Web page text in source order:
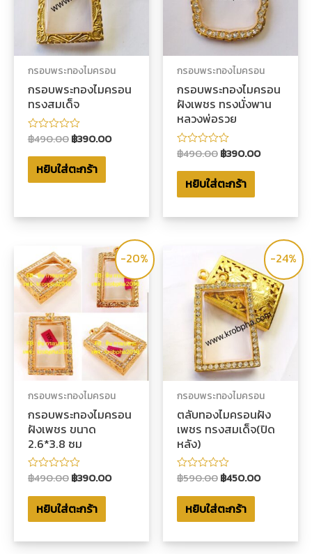
กรอบพระทองไมครอน
กรอบพระทองไมครอน
ทรงสมเด็จ
ให้
0
ตั้งแต่
5
฿490.00฿390.00
หยิบใส่ตะกร้า
กรอบพระทองไมครอน
กรอบพระทองไมครอน
ฝังเพชร ทรงนั่งพาน
หลวงพ่อรวย
ให้
0
ตั้งแต่
5
฿490.00฿390.00
หยิบใส่ตะกร้า
-20%
กรอบพระทองไมครอน
กรอบพระทองไมครอน
ฝังเพชร ขนาด
2.6*3.8 ซม
ให้
0
ตั้งแต่
฿490.00฿390.00
หยิบใส่ตะกร้า
-24%
กรอบพระทองไมครอน
ตลับทองไมครอนฝัง
เพชร ทรงสมเด็จ(ปิด
หลัง)
ให้
0
ตั้งแต่
฿590.00฿450.00
หยิบใส่ตะกร้า